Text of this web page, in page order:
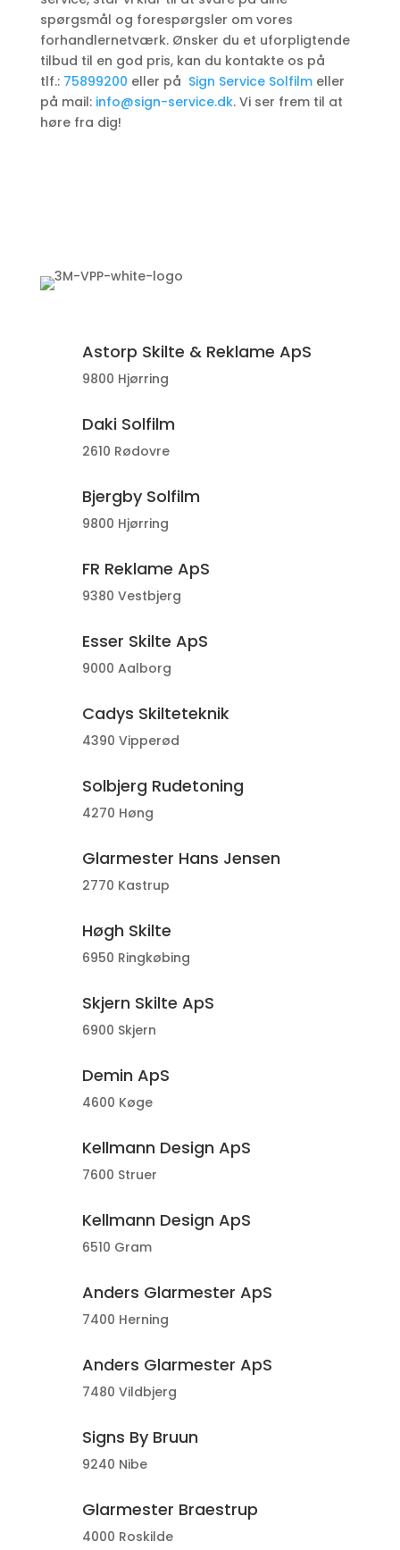
spørgsmål og forespørgsler om vores
forhandlernetværk. Ønsker du et uforpligtende
tilbud til en god pris, kan du kontakte os på
tlf.: 75899200 eller på Sign Service Solfilmeller
på mail: info@sign-service.dk. Vi ser frem til at
høre fra dig!
Astorp Skilte & Reklame ApS
9800 Hjørring
Daki Solfilm
2610 Rødovre
Bjergby Solfilm
9800 Hjørring
FR Reklame ApS
9380 Vestbjerg
Esser Skilte ApS
9000 Aalborg
Cadys Skilteteknik
4390 Vipperød
Solbjerg Rudetoning
4270 Høng
Glarmester Hans Jensen
2770 Kastrup
Høgh Skilte
6950 Ringkøbing
Skjern Skilte ApS
6900 Skjern
Demin ApS
4600 Køge
Kellmann Design ApS
7600 Struer
Kellmann Design ApS
6510 Gram
Anders Glarmester ApS
7400 Herning
Anders Glarmester ApS
7480 Vildbjerg
Signs By Bruun
9240 Nibe
Glarmester Braestrup
4000 Roskilde